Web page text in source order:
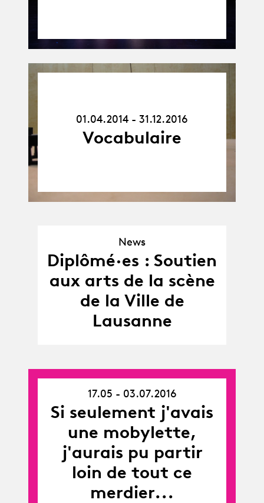
31.12.16
01.04.2014 - 31.12.2016
Vocabulaire
News
News
Diplômé·es : Soutien
aux arts de la scène
de la Ville de
Lausanne
-
03.07.16
17.05 - 03.07.2016
Si seulement j'avais
une mobylette,
j'aurais pu partir
loin de tout ce
merdier...